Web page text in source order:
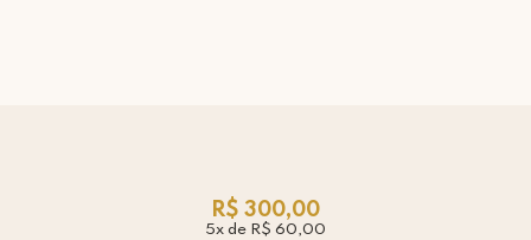
R$ 300,00
5x de R$ 60,00